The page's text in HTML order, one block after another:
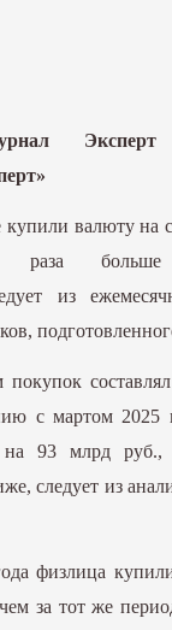
Спецпроекты
Эксперт
купили валюту на
больше
из
покупок
с мартом 2025
93 млрд руб.,
следует из
физлица
за тот же